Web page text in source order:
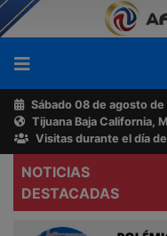
Sábado 08 de agosto
Tijuana Baja California,
Visitas durante el día
NOTICIAS
DESTACADAS
de
Buscador
Acerca
de